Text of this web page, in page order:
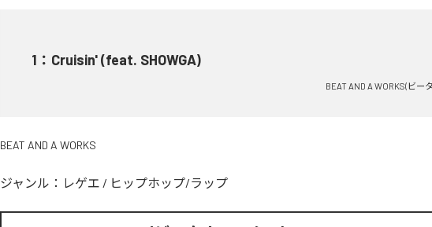
1 ： Cruisin' (feat. SHOWGA)
BEAT AND A WORKS(ビー
BEAT AND A WORKS
ジャンル： レゲエ / ヒップホップ/ラップ